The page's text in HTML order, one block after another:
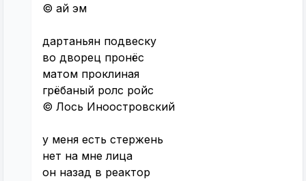
© ай эм
дартаньян подвеску
во дворец пронёс
матом проклиная
грёбаный ролс ройс
© Лось Иноостровский
у меня есть стержень
нет на мне лица
он назад в реактор